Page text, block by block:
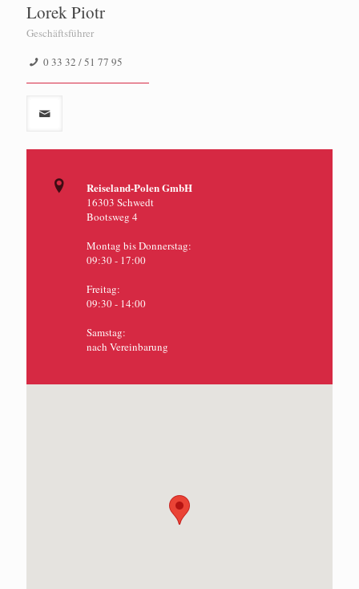
Lorek Piotr
Geschäftsführer
0 33 32 / 51 77 95
Reiseland-Polen GmbH
16303 Schwedt
Bootsweg 4
Montag bis Donnerstag:
09:30 - 17:00
Freitag:
09:30 - 14:00
Samstag:
nach Vereinbarung